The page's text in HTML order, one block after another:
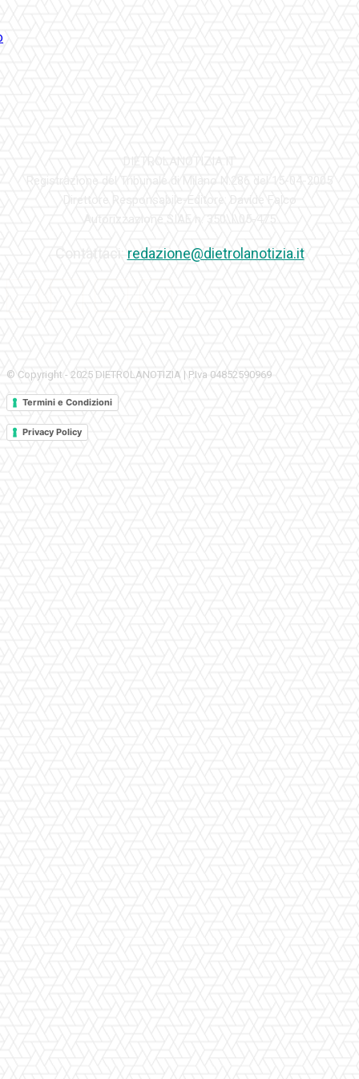
redazione@dietrolanotizia.it
© Copyright - 2025 DIETROLANOTIZIA | P.Iva 04852590969
Termini e Condizioni
Privacy Policy